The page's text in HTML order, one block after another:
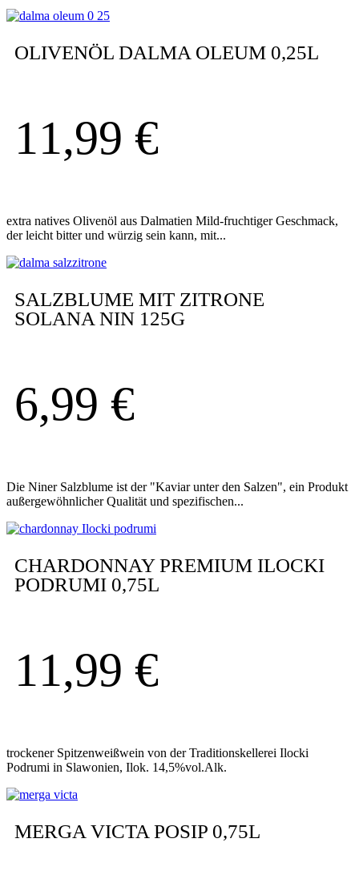
OLIVENÖL DALMA OLEUM 0,25L
11,99 €
extra natives Olivenöl aus Dalmatien Mild-fruchtiger Geschmack,
der leicht bitter und würzig sein kann, mit...
SALZBLUME MIT ZITRONE
SOLANA NIN 125G
6,99 €
Die Niner Salzblume ist der "Kaviar unter den Salzen", ein Produkt
außergewöhnlicher Qualität und spezifischen...
CHARDONNAY PREMIUM ILOCKI
PODRUMI 0,75L
11,99 €
trockener Spitzenweißwein von der Traditionskellerei Ilocki
Podrumi in Slawonien, Ilok. 14,5%vol.Alk.
MERGA VICTA POSIP 0,75L